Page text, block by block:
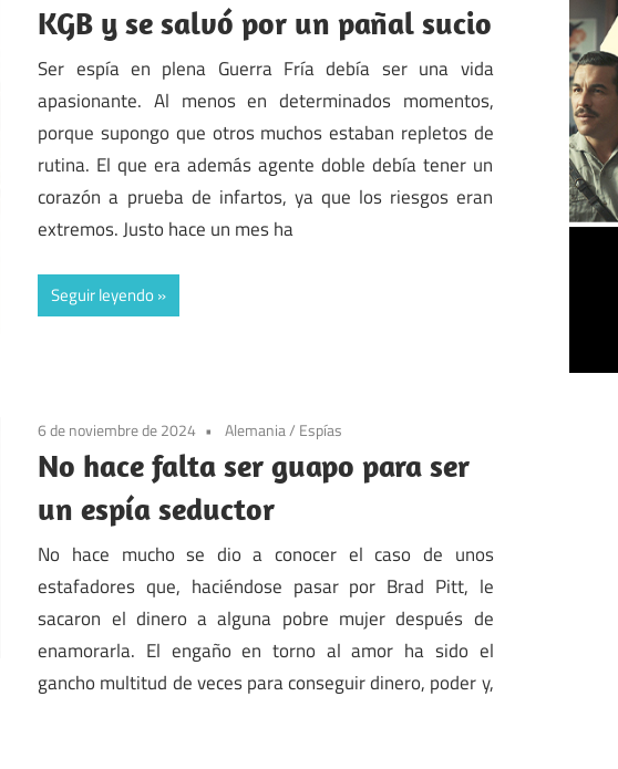
KGB y se salvó por un pañal sucio
Ser espía en plena Guerra Fría debía ser una vida
apasionante. Al menos en determinados momentos,
porque supongo que otros muchos estaban repletos de
rutina. El que era además agente doble debía tener un
corazón a prueba de infartos, ya que los riesgos eran
extremos. Justo hace un mes ha
Seguir leyendo
6 de noviembre de 2024 Alemania/ Espías
No hace falta ser guapo para ser
un espía seductor
No hace mucho se dio a conocer el caso de unos
estafadores que, haciéndose pasar por Brad Pitt, le
sacaron el dinero a alguna pobre mujer después de
enamorarla. El engaño en torno al amor ha sido el
gancho multitud de veces para conseguir dinero, poder y,